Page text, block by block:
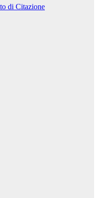
di Citazione